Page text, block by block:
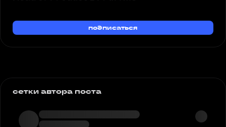
подписаться
сетки автора поста